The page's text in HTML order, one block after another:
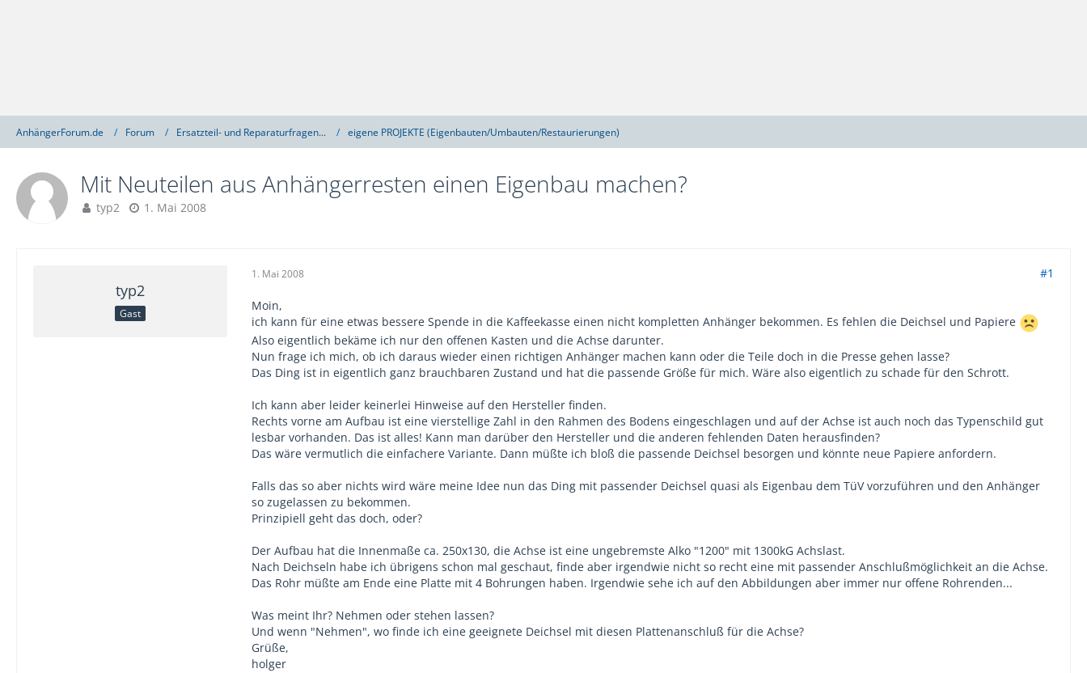
AnhängerForum.de Forum Ersatzteil- und Reparaturfragen... eigene PROJEKTE (Eigenbauten/Umbauten/Restaurierungen)
Mit Neuteilen aus Anhängerresten einen Eigenbau machen?
typ2 1. Mai 2008
typ2
Gast
1. Mai 2008 #1
Moin,
ich kann für eine etwas bessere Spende in die Kaffeekasse einen nicht kompletten Anhänger bekommen. Es fehlen die Deichsel und Papiere
Also eigentlich bekäme ich nur den offenen Kasten und die Achse darunter.
Nun frage ich mich, ob ich daraus wieder einen richtigen Anhänger machen kann oder die Teile doch in die Presse gehen lasse?
Das Ding ist in eigentlich ganz brauchbaren Zustand und hat die passende Größe für mich. Wäre also eigentlich zu schade für den Schrott.
Ich kann aber leider keinerlei Hinweise auf den Hersteller finden.
Rechts vorne am Aufbau ist eine vierstellige Zahl in den Rahmen des Bodens eingeschlagen und auf der Achse ist auch noch das Typenschild gut
lesbar vorhanden. Das ist alles! Kann man darüber den Hersteller und die anderen fehlenden Daten herausfinden?
Das wäre vermutlich die einfachere Variante. Dann müßte ich bloß die passende Deichsel besorgen und könnte neue Papiere anfordern.
Falls das so aber nichts wird wäre meine Idee nun das Ding mit passender Deichsel quasi als Eigenbau dem TüV vorzuführen und den Anhänger
so zugelassen zu bekommen.
Prinzipiell geht das doch, oder?
Der Aufbau hat die Innenmaße ca. 250x130, die Achse ist eine ungebremste Alko "1200" mit 1300kG Achslast.
Nach Deichseln habe ich übrigens schon mal geschaut, finde aber irgendwie nicht so recht eine mit passender Anschlußmöglichkeit an die Achse.
Das Rohr müßte am Ende eine Platte mit 4 Bohrungen haben. Irgendwie sehe ich auf den Abbildungen aber immer nur offene Rohrenden...
Was meint Ihr? Nehmen oder stehen lassen?
Und wenn "Nehmen", wo finde ich eine geeignete Deichsel mit diesen Plattenanschluß für die Achse?
Grüße,
holger